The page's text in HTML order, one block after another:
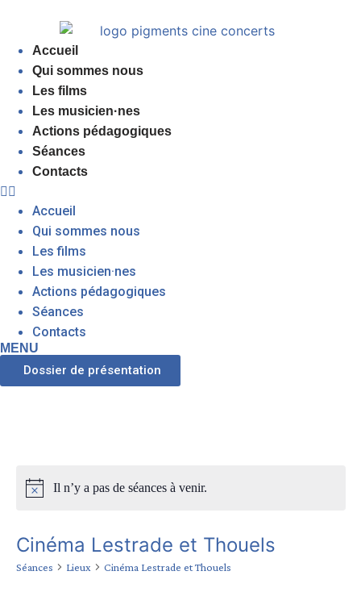
Accueil
Qui sommes nous
Les films
Les musicien·nes
Actions pédagogiques
Séances
Contacts
Accueil
Qui sommes nous
Les films
Les musicien·nes
Actions pédagogiques
Séances
Contacts
MENU
Dossier de présentation
Il n’y a pas de séances à venir.
Cinéma Lestrade et Thouels
Séances Lieux Cinéma Lestrade et Thouels